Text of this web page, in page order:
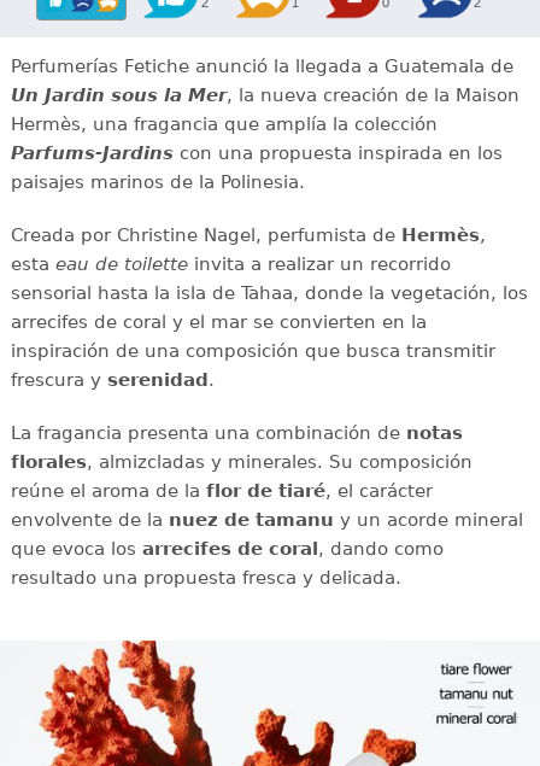
Perfumerías Fetiche anunció la llegada a Guatemala de
Un Jardin sous la Mer, la nueva creación de la Maison
Hermès, una fragancia que amplía la colección
Parfums-Jardinscon una propuesta inspirada en los
paisajes marinos de la Polinesia.
Creada por Christine Nagel, perfumista de Hermès,
esta eau de toiletteinvita a realizar un recorrido
sensorial hasta la isla de Tahaa, donde la vegetación, los
arrecifes de coral y el mar se convierten en la
inspiración de una composición que busca transmitir
frescura y serenidad.
La fragancia presenta una combinación de notas
florales, almizcladas y minerales. Su composición
reúne el aroma de la flor de tiaré, el carácter
envolvente de la nuez de tamanu y un acorde mineral
que evoca los arrecifes de coral, dando como
resultado una propuesta fresca y delicada.